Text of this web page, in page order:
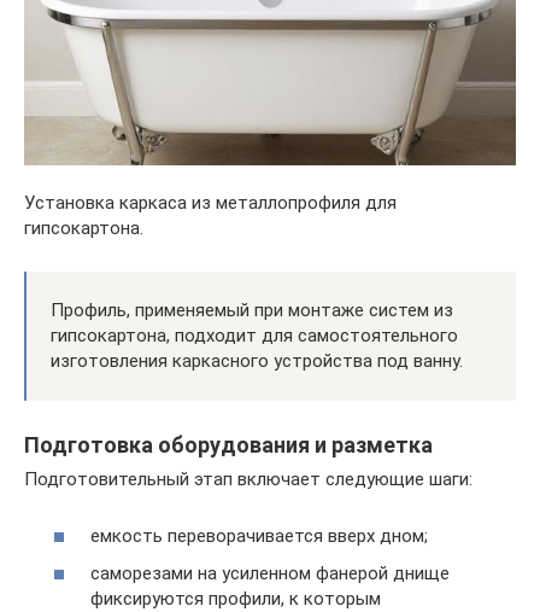
Установка каркаса из металлопрофиля для
гипсокартона.
Профиль, применяемый при монтаже систем из
гипсокартона, подходит для самостоятельного
изготовления каркасного устройства под ванну.
Подготовка оборудования и разметка
Подготовительный этап включает следующие шаги:
емкость переворачивается вверх дном;
саморезами на усиленном фанерой днище
фиксируются профили, к которым